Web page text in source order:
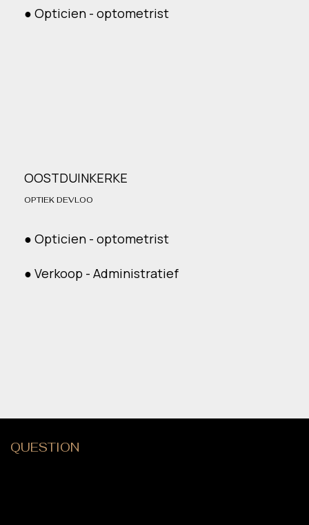
● Opticien - optometrist
OOSTDUINKERKE
OPTIEK DEVLOO
● Opticien - optometrist
● Verkoop - Administratief
QUESTION